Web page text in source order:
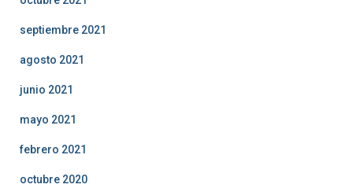
septiembre 2021
agosto 2021
junio 2021
mayo 2021
febrero 2021
octubre 2020